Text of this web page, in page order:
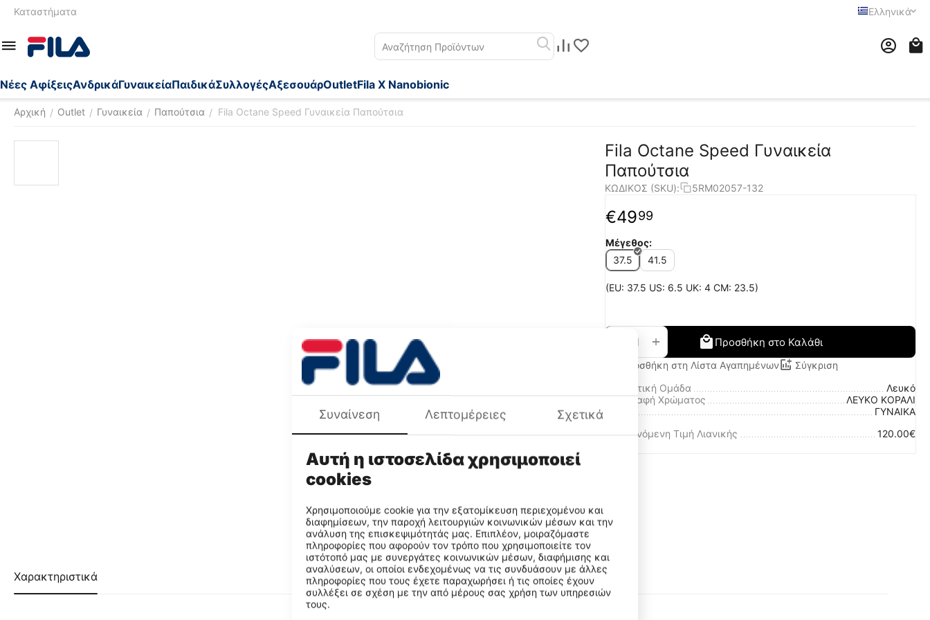
Ελληνικά
Καταστήματα
Nέες ΑφίξειςΑνδρικάΓυναικείαΠαιδικάΣυλλογέςΑξεσουάρOutletFila X Nanobionic
Αρχική / Outlet / Γυναικεία / Παπούτσια / Fila Octane Speed Γυναικεία Παπούτσια
Fila Octane Speed Γυναικεία
Παπούτσια
ΚΩΔΙΚΟΣ (SKU): 5RM02057-132
€4999
Μέγεθος:
37.5
41.5
(EU: 37.5 US: 6.5 UK: 4 CM: 23.5)
+ Προσθήκη στο Καλάθι
Προσθήκη στη Λίστα Αγαπημένων
Σύγκριση
Χρωματική Ομάδα
Λευκό
Περιγραφή Χρώματος
ΛΕΥΚΟ ΚΟΡΑΛΙ
ΓΥΝΑΙΚΑ
Προτεινόμενη Τιμή Λιανικής
120.00€
Χαρακτηριστικά
Συναίνεση Λεπτομέρειες Σχετικά
Αυτή η ιστοσελίδα χρησιμοποιεί
cookies
Χρησιμοποιούμε cookie για την εξατομίκευση περιεχομένου και
διαφημίσεων, την παροχή λειτουργιών κοινωνικών μέσων και την
ανάλυση της επισκεψιμότητάς μας. Επιπλέον, μοιραζόμαστε
πληροφορίες που αφορούν τον τρόπο που χρησιμοποιείτε τον
ιστότοπό μας με συνεργάτες κοινωνικών μέσων, διαφήμισης και
αναλύσεων, οι οποίοι ενδεχομένως να τις συνδυάσουν με άλλες
πληροφορίες που τους έχετε παραχωρήσει ή τις οποίες έχουν
συλλέξει σε σχέση με την από μέρους σας χρήση των υπηρεσιών
τους.